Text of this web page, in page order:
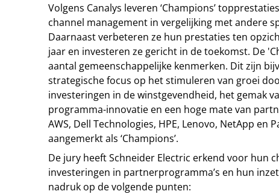
Volgens Canalys leveren ‘Champions’
channel management in vergelijking met andere
Daarnaast verbeteren ze hun prestaties ten
jaar en investeren ze gericht in de toekomst. De
aantal gemeenschappelijke kenmerken. Dit zijn
strategische focus op het stimuleren van groei
investeringen in de winstgevendheid, het gemak
programma-innovatie en een hoge mate van
AWS, Dell Technologies, HPE, Lenovo, NetApp en
aangemerkt als ‘Champions’.
De jury heeft Schneider Electric erkend voor hun
investeringen in partnerprogramma’s en hun
nadruk op de volgende punten: